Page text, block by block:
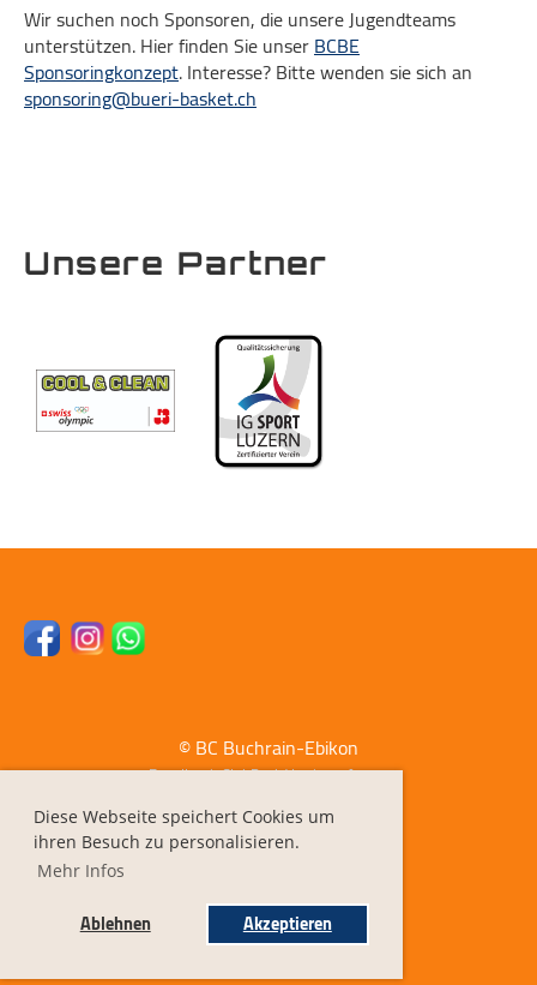
Diese Webseite speichert Cookies um
ihren Besuch zu personalisieren.
Mehr Infos
Ablehnen Akzeptieren
Wir suchen noch Sponsoren, die unsere Jugendteams
unterstützen. Hier finden Sie unserBCBE
Sponsoringkonzept. Interesse? Bitte wenden sie sich an
sponsoring@bueri-basket.ch
Unsere Partner
© BC Buchrain-Ebikon
Erstellt mit ClubDesk Vereinssoftware
Datenschutz